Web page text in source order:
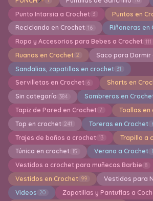
Punto Intarsia a Crochet 3 Puntos en
Reciclando en Crochet 16 Riñoneras en
Ropa y Accesorios para Bebes a Crochet 111
Ruanas en Crochet 2 Saco para Dormir
Sandalias, zapatillas en crochet 31
Servilletas en Crochet 6 Shorts en
Sin categoría 384 Sombreros en
Tapiz de Pared en Crochet 7 Toallas en
Top en crochet 241 Toreras en Crochet
Trajes de baños a crochet 13 Trapillo a
Túnica en crochet 15 Verano a Crochet 1
Vestidos a crochet para muñecas Barbie 8
Vestidos en Crochet 99 Vestidos para
Videos 20 Zapatillas y Pantuflas a